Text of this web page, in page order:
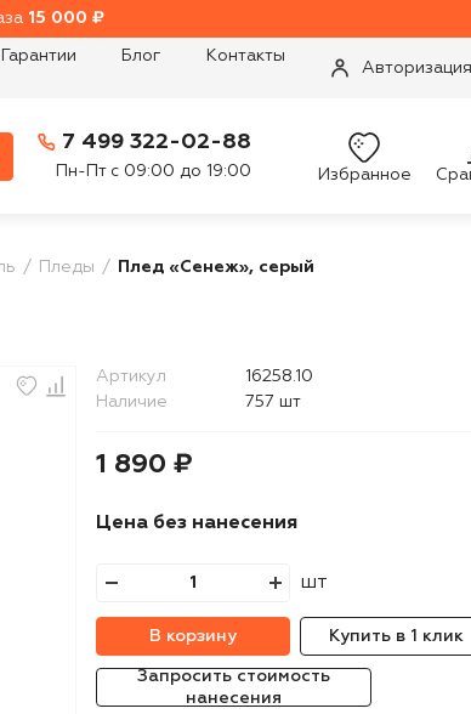
15 000 ₽
Гарантии Блог Контакты
Авторизация
7 499 322-02-88
Пн-Пт с 09:00 до 19:00 Избранное
Пледы Плед «Сенеж», серый
Артикул
16258.10
Наличие
757 шт
1 890 ₽
Цена без нанесения
шт
В корзину Купить в 1 клик
Запросить стоимость
нанесения